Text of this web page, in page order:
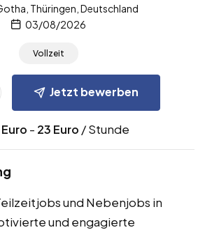
Thüringen, Deutschland
03/08/2026
Vollzeit
Jetzt bewerben
Euro - 23 Euro / Stunde
und Nebenjobs in
und engagierte